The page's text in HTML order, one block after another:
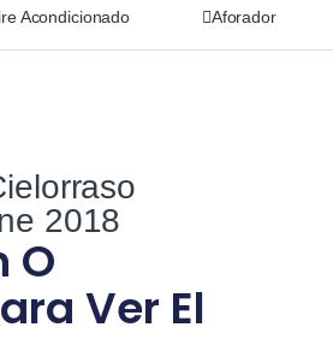
Acondicionado Aforador
2018
O
Ver El